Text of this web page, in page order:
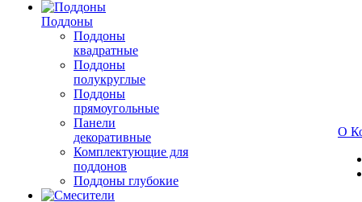
Поддоны
Поддоны
квадратные
Поддоны
полукруглые
Поддоны
прямоугольные
Панели
декоративные
Комплектующие для
поддонов
Поддоны глубокие
О